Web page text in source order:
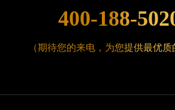
内蒙古自治区通辽市
内蒙古自治区乌兰察布
400-188-
（期待您的来电，为您提供最优质